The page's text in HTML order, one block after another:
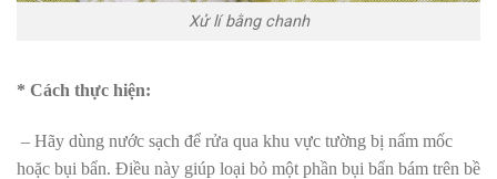
Xử lí bằng chanh
* Cách thực hiện:
– Hãy dùng nước sạch để rửa qua khu vực tường bị nấm mốc
hoặc bụi bẩn. Điều này giúp loại bỏ một phần bụi bẩn bám trên bề